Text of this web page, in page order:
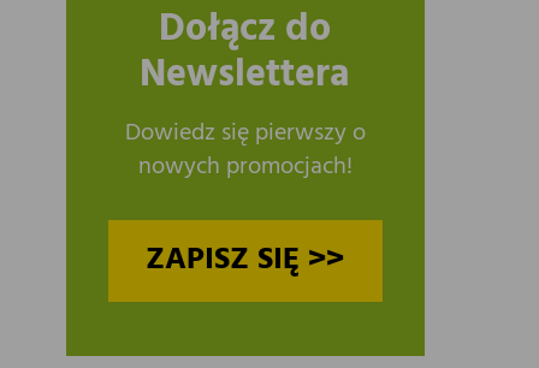
Dołącz do
Newslettera
Dowiedz się pierwszy o
nowych promocjach!
ZAPISZ SIĘ >>